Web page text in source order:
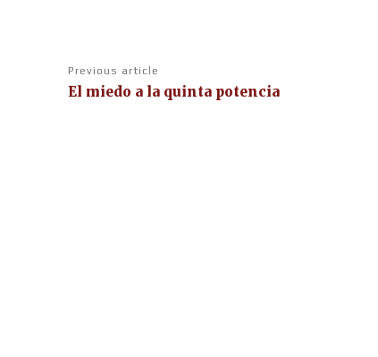
Previous article
El miedo a la quinta potencia